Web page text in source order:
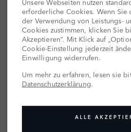
Unsere Webseiten nutzen
erforderliche Cookies. Wenn Sie
der Verwendung von Leistungs-
Cookies zustimmen, klicken Sie
Akzeptieren“. Mit Klick auf
Cookie-Einstellung jederzeit
Einwilligung widerrufen.
Um mehr zu erfahren, lesen sie
Datenschutzerklärung.
ALLE